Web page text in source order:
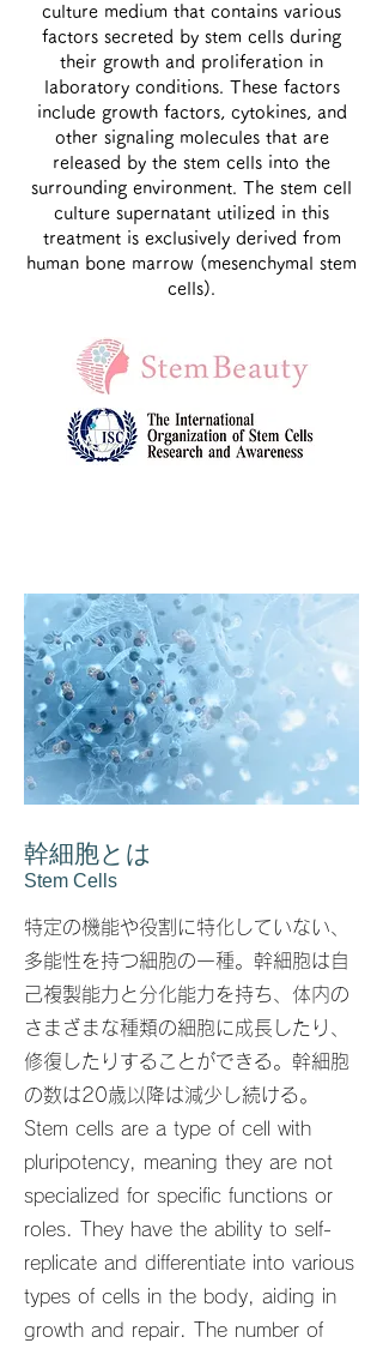
culture medium that contains various
factors secreted by stem cells during
their growth and proliferation in
laboratory conditions. These factors
include growth factors, cytokines, and
other signaling molecules that are
released by the stem cells into the
surrounding environment. The stem cell
culture supernatant utilized in this
treatment is exclusively derived from
human bone marrow (mesenchymal stem
cells).
​幹細胞とは
​Stem Cells
特定の機能や役割に特化していない、
多能性を持つ細胞の一種。幹細胞は自
己複製能力と分化能力を持ち、体内の
さまざまな種類の細胞に成長したり、
修復したりすることができる。幹細胞
の数は20歳以降は減少し続ける。
Stem cells are a type of cell with
pluripotency, meaning they are not
specialized for specific functions or
roles. They have the ability to self-
replicate and differentiate into various
types of cells in the body, aiding in
growth and repair. The number of